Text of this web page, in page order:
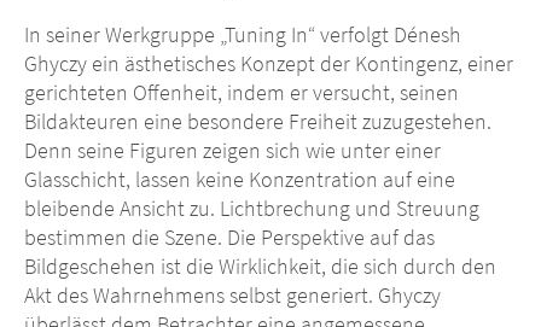
In seiner Werkgruppe „Tuning In“ verfolgt Dénesh
Ghyczy ein ästhetisches Konzept der Kontingenz, einer
gerichteten Offenheit, indem er versucht, seinen
Bildakteuren eine besondere Freiheit zuzugestehen.
Denn seine Figuren zeigen sich wie unter einer
Glasschicht, lassen keine Konzentration auf eine
bleibende Ansicht zu. Lichtbrechung und Streuung
bestimmen die Szene. Die Perspektive auf das
Bildgeschehen ist die Wirklichkeit, die sich durch den
Akt des Wahrnehmens selbst generiert. Ghyczy